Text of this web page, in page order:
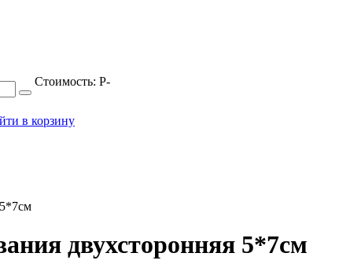
Стоимость: Р-
в корзину
двухсторонняя 5*7см